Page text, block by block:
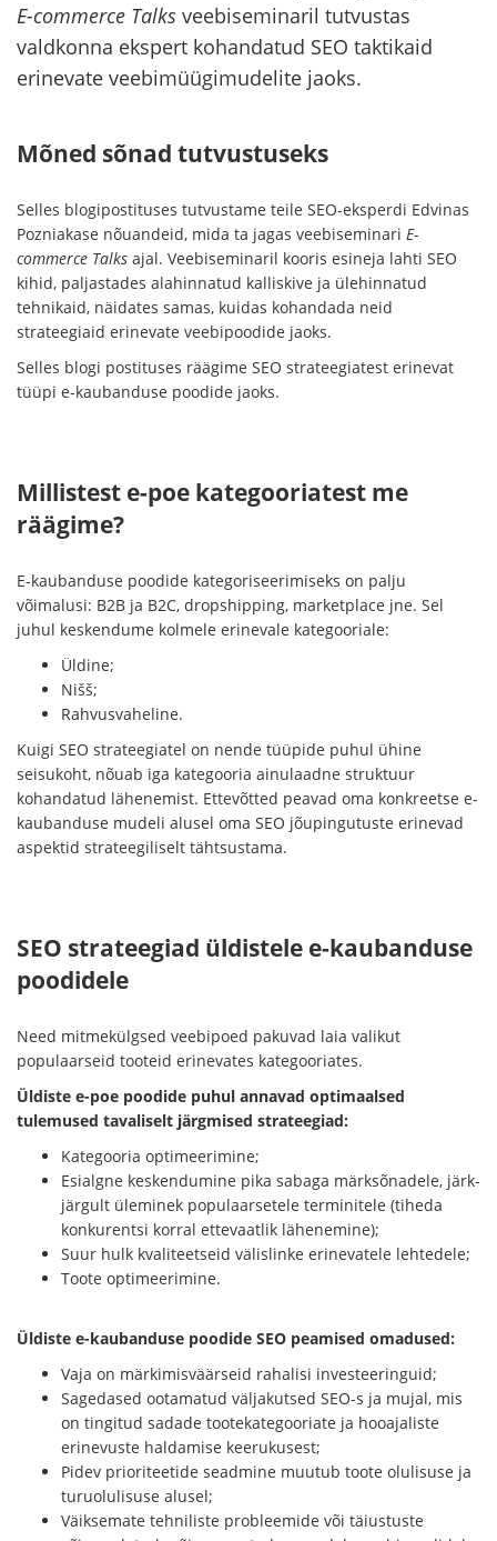
E-commerce Talks veebiseminaril tutvustas
valdkonna ekspert kohandatud SEO taktikaid
erinevate veebimüügimudelite jaoks.
Mõned sõnad tutvustuseks
Selles blogipostituses tutvustame teile SEO-eksperdi Edvinas
Pozniakase nõuandeid, mida ta jagas veebiseminari E-
commerce Talks ajal. Veebiseminaril kooris esineja lahti SEO
kihid, paljastades alahinnatud kalliskive ja ülehinnatud
tehnikaid, näidates samas, kuidas kohandada neid
strateegiaid erinevate veebipoodide jaoks.
Selles blogi postituses räägime SEO strateegiatest erinevat
tüüpi e-kaubanduse poodide jaoks.
Millistest e-poe kategooriatest me
räägime?
E-kaubanduse poodide kategoriseerimiseks on palju
võimalusi: B2B ja B2C, dropshipping, marketplace jne. Sel
juhul keskendume kolmele erinevale kategooriale:
Üldine;
Nišš;
Rahvusvaheline.
Kuigi SEO strateegiatel on nende tüüpide puhul ühine
seisukoht, nõuab iga kategooria ainulaadne struktuur
kohandatud lähenemist. Ettevõtted peavad oma konkreetse e-
kaubanduse mudeli alusel oma SEO jõupingutuste erinevad
aspektid strateegiliselt tähtsustama.
SEO strateegiad üldistele e-kaubanduse
poodidele
Need mitmekülgsed veebipoed pakuvad laia valikut
populaarseid tooteid erinevates kategooriates.
Üldiste e-poe poodide puhul annavad optimaalsed
tulemused tavaliselt järgmised strateegiad:
Kategooria optimeerimine;
Esialgne keskendumine pika sabaga märksõnadele, järk-
järgult üleminek populaarsetele terminitele (tiheda
konkurentsi korral ettevaatlik lähenemine);
Suur hulk kvaliteetseid välislinke erinevatele lehtedele;
Toote optimeerimine.
Üldiste e-kaubanduse poodide SEO peamised omadused:
Vaja on märkimisväärseid rahalisi investeeringuid;
Sagedased ootamatud väljakutsed SEO-s ja mujal, mis
on tingitud sadade tootekategooriate ja hooajaliste
erinevuste haldamise keerukusest;
Pidev prioriteetide seadmine muutub toote olulisuse ja
turuolulisuse alusel;
Väiksemate tehniliste probleemide või täiustuste